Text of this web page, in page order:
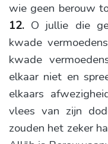
wie geen berouw
12. O jullie die
kwade
kwade
elkaar niet en
elkaars
vlees van zijn
zouden het zeker